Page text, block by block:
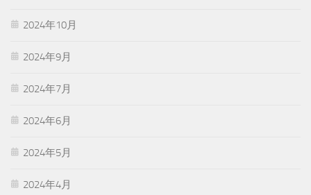
2024年10月
2024年9月
2024年7月
2024年6月
2024年5月
2024年4月